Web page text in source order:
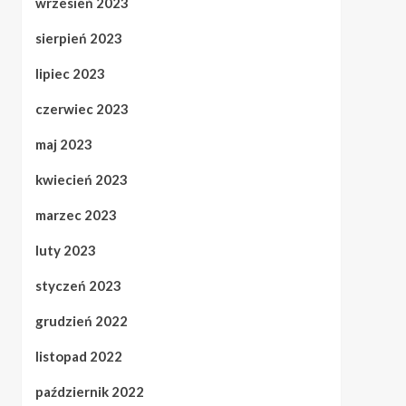
sierpień 2023
lipiec 2023
czerwiec 2023
maj 2023
kwiecień 2023
marzec 2023
luty 2023
styczeń 2023
grudzień 2022
listopad 2022
październik 2022